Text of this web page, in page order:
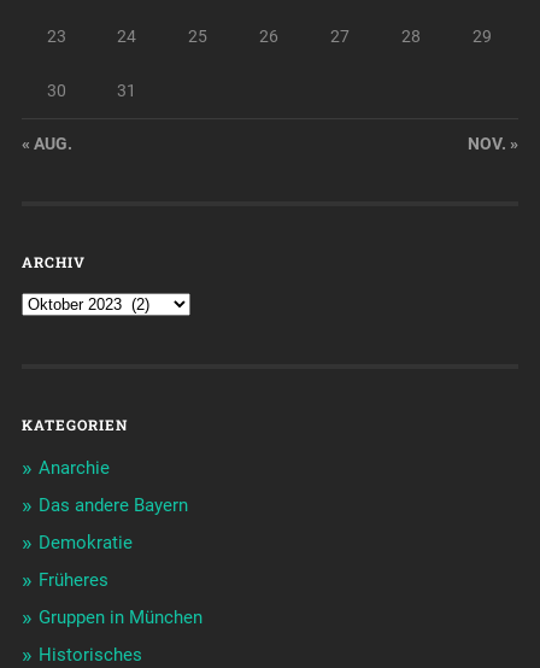
23 24 25 26 27 28 29
30 31
« AUG. NOV. »
ARCHIV
KATEGORIEN
Anarchie
Das andere Bayern
Demokratie
Früheres
Gruppen in München
Historisches